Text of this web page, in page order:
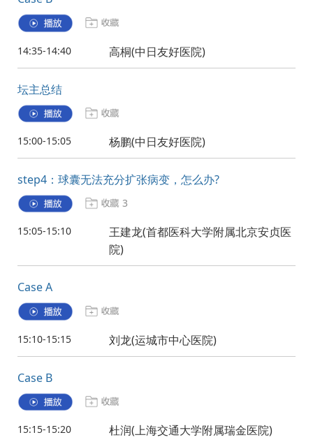
14:35-14:40 高桐(中日友好医院)
坛主总结
15:00-15:05 杨鹏(中日友好医院)
step4：球囊无法充分扩张病变，怎么办?
3
15:05-15:10
王建龙(首都医科大学附属北京安贞医
院)
Case A
15:10-15:15 刘龙(运城市中心医院)
Case B
15:15-15:20 杜润(上海交通大学附属瑞金医院)